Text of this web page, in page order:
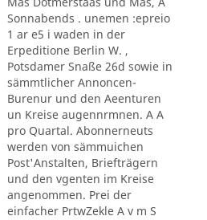
Sonnabends . unemen :epreio
1 ar e5 i waden in der
Erpeditione Berlin W. ,
Potsdamer Snaße 26d sowie in
sämmtlicher Annoncen-
Burenur und den Aeenturen
un Kreise augennrmnen. A A
pro Quartal. Abonnerneuts
werden von sämmuichen
Post'Anstalten, Briefträgern
und den vgenten im Kreise
angenommen. Prei der
einfacher PrtwZekle A v m S